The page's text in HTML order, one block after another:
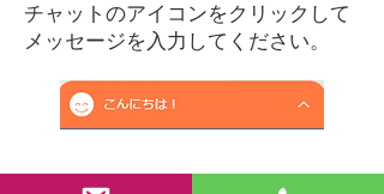
チャットのアイコンをクリックして
メッセージを入力してください。